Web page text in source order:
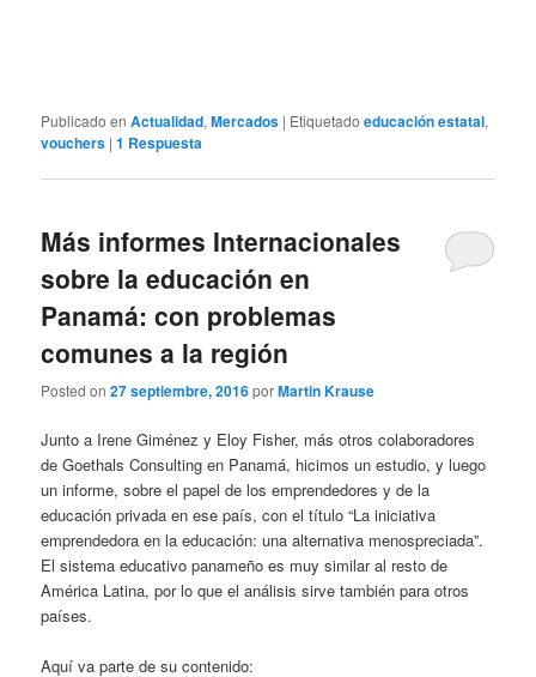
Publicado en Actualidad,Mercados | Etiquetado educación estatal,
vouchers |1 Respuesta
Más informes Internacionales
sobre la educación en
Panamá: con problemas
comunes a la región
Posted on27 septiembre, 2016porMartin Krause
Junto a Irene Giménez y Eloy Fisher, más otros colaboradores
de Goethals Consulting en Panamá, hicimos un estudio, y luego
un informe, sobre el papel de los emprendedores y de la
educación privada en ese país, con el título “La iniciativa
emprendedora en la educación: una alternativa menospreciada”.
El sistema educativo panameño es muy similar al resto de
América Latina, por lo que el análisis sirve también para otros
países.
Aquí va parte de su contenido: